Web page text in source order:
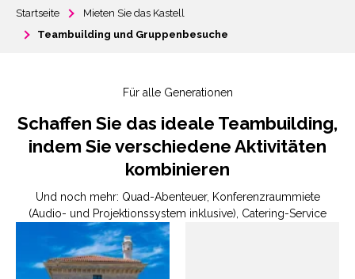
Startseite
Mieten Sie das Kastell
Teambuilding und Gruppenbesuche
Für alle Generationen
Schaffen Sie das ideale Teambuilding,
indem Sie verschiedene Aktivitäten
kombinieren
Und noch mehr: Quad-Abenteuer, Konferenzraummiete
(Audio- und Projektionssystem inklusive), Catering-Service